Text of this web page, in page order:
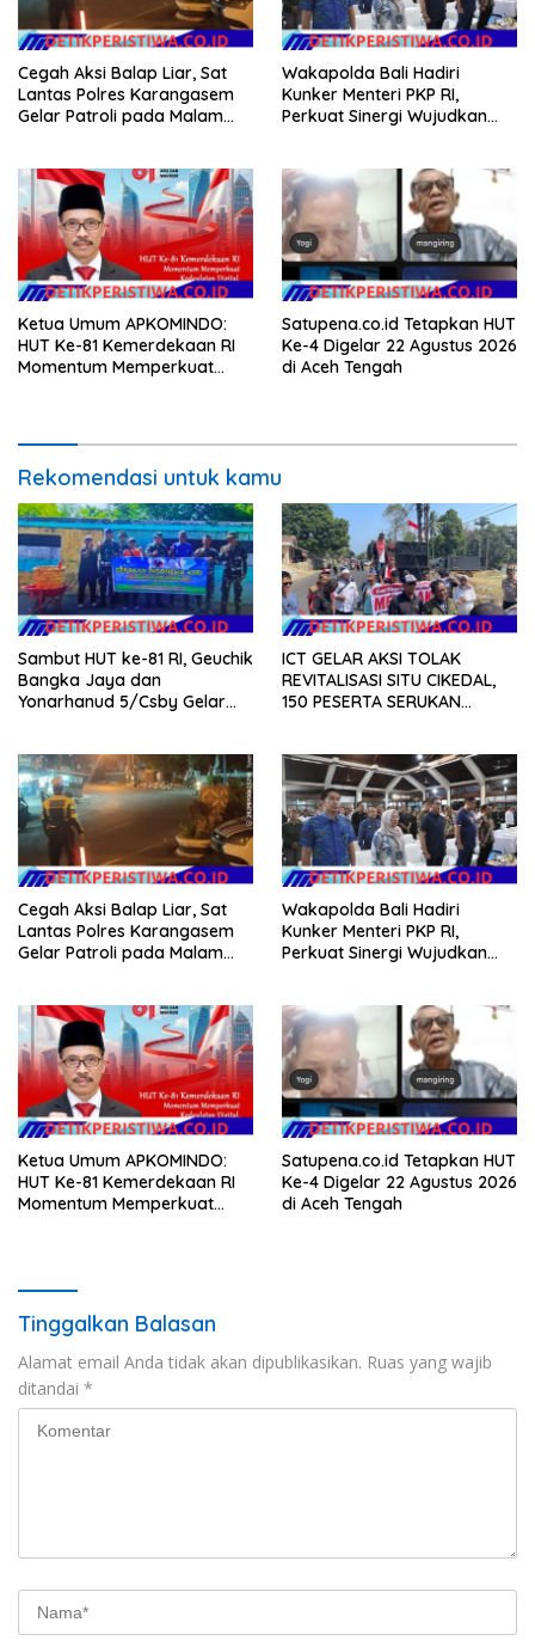
Cegah Aksi Balap Liar, Sat
Lantas Polres Karangasem
Gelar Patroli pada Malam
Wakapolda Bali Hadiri
Kunker Menteri PKP RI,
Perkuat Sinergi Wujudkan
Ketua Umum APKOMINDO:
HUT Ke-81 Kemerdekaan RI
Momentum Memperkuat
Emas 2045
Satupena.co.id Tetapkan HUT
Ke-4 Digelar 22 Agustus 2026
di Aceh Tengah
Rekomendasi untuk kamu
Sambut HUT ke-81 RI, Geuchik
Bangka Jaya dan
Yonarhanud 5/Csby Gelar
ICT GELAR AKSI TOLAK
REVITALISASI SITU CIKEDAL,
150 PESERTA SERUKAN
Cegah Aksi Balap Liar, Sat
Lantas Polres Karangasem
Gelar Patroli pada Malam
Wakapolda Bali Hadiri
Kunker Menteri PKP RI,
Perkuat Sinergi Wujudkan
Ketua Umum APKOMINDO:
HUT Ke-81 Kemerdekaan RI
Momentum Memperkuat
Emas 2045
Satupena.co.id Tetapkan HUT
Ke-4 Digelar 22 Agustus 2026
di Aceh Tengah
Tinggalkan Balasan
Alamat email Anda tidak akan dipublikasikan. Ruas yang wajib
ditandai *